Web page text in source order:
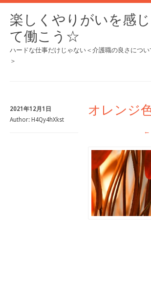
楽しくやりがいを感じ
て働こう☆
ハードな仕事だけじゃない＜介護職の良さについ
＞
2021年12月1日
Author: H4Qy4hXkst
オレンジ
←